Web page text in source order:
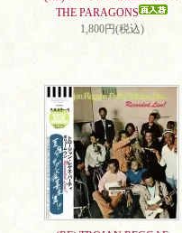
THE PARAGONS
1,800円(税込)